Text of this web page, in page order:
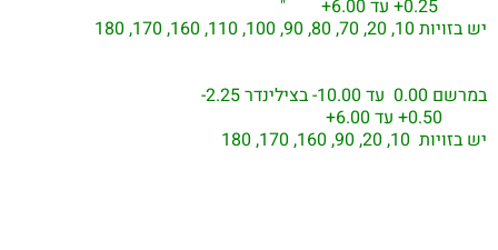
יש בזויות 10, 20, 70, 80, 90, 100, 110, 160, 170, 180
במרשם 0.00 עד 10.00- בצילינדר 2.25-
יש בזויות 10, 20, 90, 160, 170, 180